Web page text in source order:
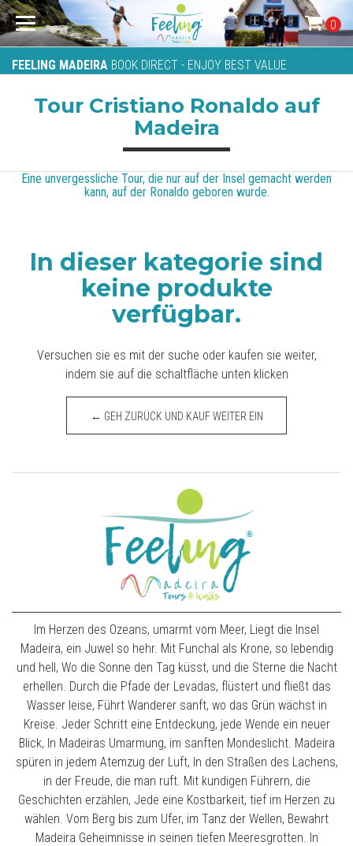
FEELING MADEIRA BOOK DIRECT - ENJOY BEST VALUE
0
Tour Cristiano Ronaldo auf
Madeira
Eine unvergessliche Tour, die nur auf der Insel gemacht werden
kann, auf der Ronaldo geboren wurde.
In dieser kategorie sind
keine produkte
verfügbar.
Versuchen sie es mit der suche oder kaufen sie weiter,
indem sie auf die schaltfläche unten klicken
← GEH ZURÜCK UND KAUF WEITER EIN
Im Herzen des Ozeans, umarmt vom Meer, Liegt die Insel
Madeira, ein Juwel so hehr. Mit Funchal als Krone, so lebendig
und hell, Wo die Sonne den Tag küsst, und die Sterne die Nacht
erhellen. Durch die Pfade der Levadas, flüstert und fließt das
Wasser leise, Führt Wanderer sanft, wo das Grün wächst in
Kreise. Jeder Schritt eine Entdeckung, jede Wende ein neuer
Blick, In Madeiras Umarmung, im sanften Mondeslicht. Madeira
spüren in jedem Atemzug der Luft, In den Straßen des Lachens,
in der Freude, die man ruft. Mit kundigen Führern, die
Geschichten erzählen, Jede eine Kostbarkeit, tief im Herzen zu
wählen. Vom Berg bis zum Ufer, im Tanz der Wellen, Bewahrt
Madeira Geheimnisse in seinen tiefen Meeresgrotten. In